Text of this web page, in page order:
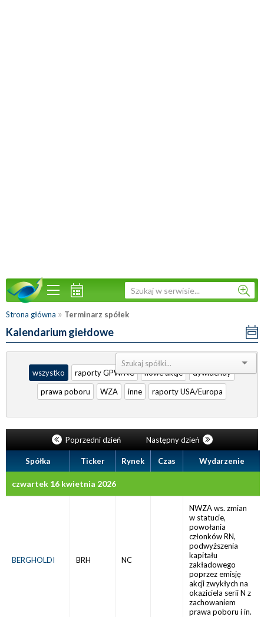
Strona główna » Terminarz spółek
Kalendarium giełdowe
Sortuj:
wszystko
raporty GPW/NC nowe akcje
dywidendy
prawa poboru
WZA inne raporty USA/Europa
Poprzedni dzień Następny dzień
Spółka Ticker Rynek Czas Wydarzenie
czwartek 16 kwietnia 2026
BERGHOLDI BRH NC
NWZA ws. zmian
w statucie,
powołania
członków RN,
podwyższenia
kapitału
zakładowego
poprzez emisję
akcji zwykłych na
okaziciela serii N z
zachowaniem
prawa poboru i in.